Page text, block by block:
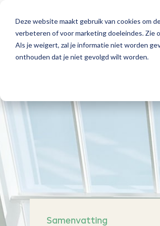
Deze website maakt gebruik van cookies om
verbeteren of voor marketing doeleindes. Zie
Als je weigert, zal je informatie niet worden
onthouden dat je niet gevolgd wilt worden.
Samenvatting